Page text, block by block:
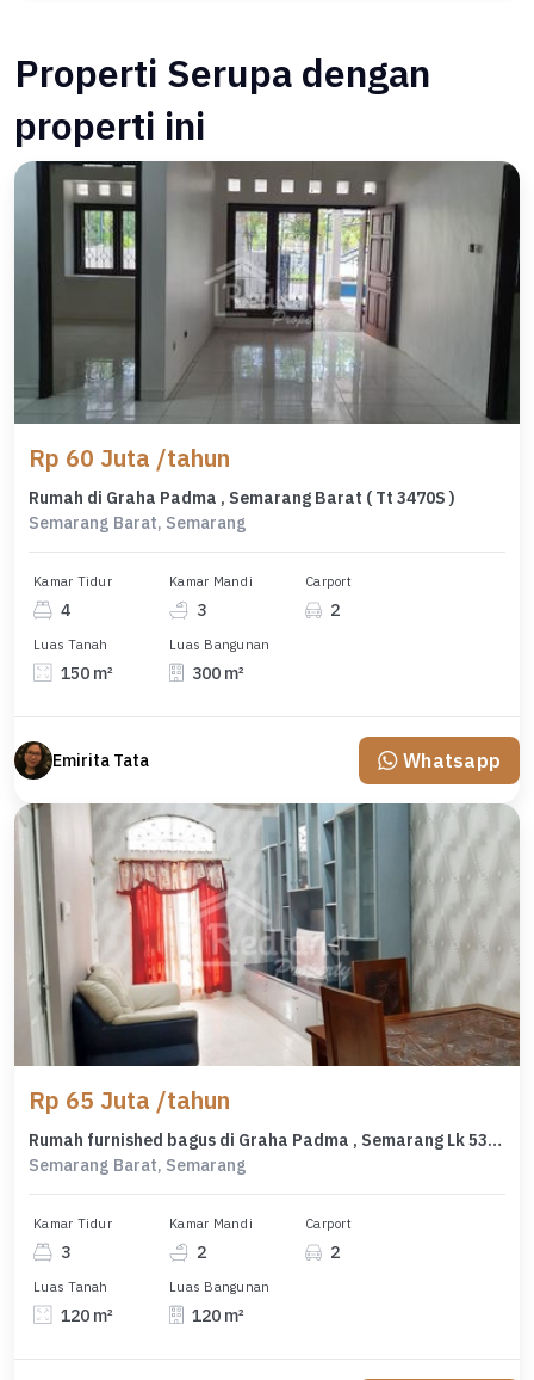
Properti Serupa dengan
properti ini
Rp 60 Juta /tahun
Rumah di Graha Padma , Semarang Barat ( Tt 3470S )
Semarang Barat, Semarang
Kamar Tidur
4
Kamar Mandi
3
Carport
2
Luas Tanah
150 m²
Luas Bangunan
300 m²
Emirita Tata Whatsapp
Rp 65 Juta /tahun
Rumah furnished bagus di Graha Padma , Semarang Lk 5369
Semarang Barat, Semarang
Kamar Tidur
3
Kamar Mandi
2
Carport
2
Luas Tanah
120 m²
Luas Bangunan
120 m²